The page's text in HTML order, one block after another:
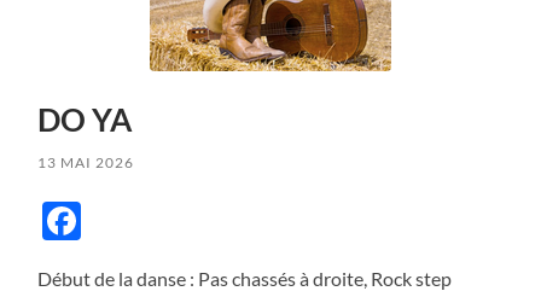
DO YA
13 MAI 2026
Début de la danse : Pas chassés à droite, Rock step